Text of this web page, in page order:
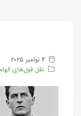
4 نوامبر 2025
نقل قول‌های